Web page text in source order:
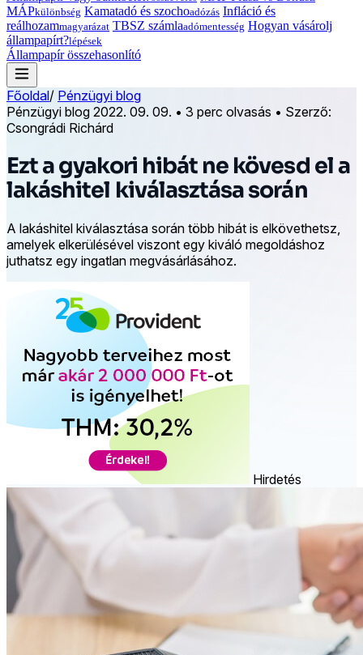
MÁPkülönbség Kamatadó és szochoadózás Infláció és
reálhozammagyarázat TBSZ számlaadómentesség Hogyan vásárolj
állampapírt?lépések
Állampapír összehasonlító
Főoldal/ Pénzügyi blog
Pénzügyi blog 2022. 09. 09. • 3 perc olvasás • Szerző:
Csongrádi Richárd
Ezt a gyakori hibát ne kövesd el a
lakáshitel kiválasztása során
A lakáshitel kiválasztása során több hibát is elkövethetsz,
amelyek elkerülésével viszont egy kiváló megoldáshoz
juthatsz egy ingatlan megvásárlásához.
Hirdetés